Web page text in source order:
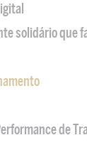
solidário que
de